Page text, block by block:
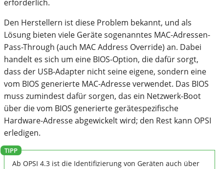
erforderlich.
Den Herstellern ist diese Problem bekannt, und als
Lösung bieten viele Geräte sogenanntes MAC-Adressen-
Pass-Through (auch MAC Address Override) an. Dabei
handelt es sich um eine BIOS-Option, die dafür sorgt,
dass der USB-Adapter nicht seine eigene, sondern eine
vom BIOS generierte MAC-Adresse verwendet. Das BIOS
muss zumindest dafür sorgen, das ein Netzwerk-Boot
über die vom BIOS generierte gerätespezifische
Hardware-Adresse abgewickelt wird; den Rest kann OPSI
erledigen.
Ab OPSI 4.3 ist die Identifizierung von Geräten auch über